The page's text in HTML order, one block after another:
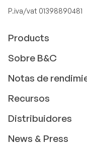
P.iva/vat 01398890481
Products
Sobre B&C
Notas de
Recursos
Distribuidores
News & Press